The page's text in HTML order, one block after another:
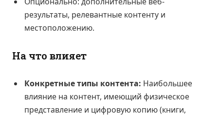
результаты, релевантные контенту и
местоположению.
На что влияет
Конкретные типы контента: Наибольшее
влияние на контент, имеющий физическое
представление и цифровую копию (книги,